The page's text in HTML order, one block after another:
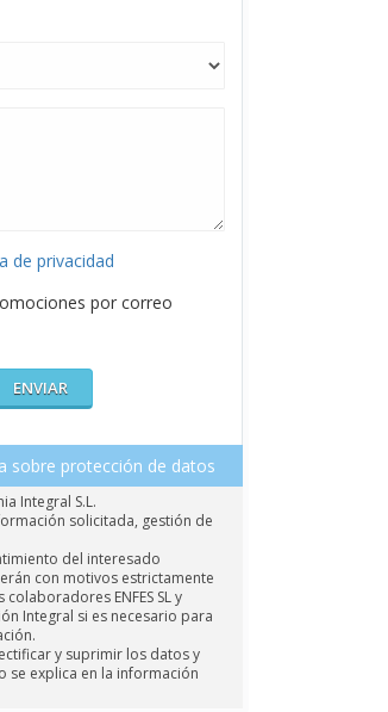
de privacidad
por correo
sobre protección de datos
Integral S.L.
solicitada, gestión de
del interesado
con motivos estrictamente
ENFES SL y
Integral si es necesario para
y suprimir los datos y
se explica en la información